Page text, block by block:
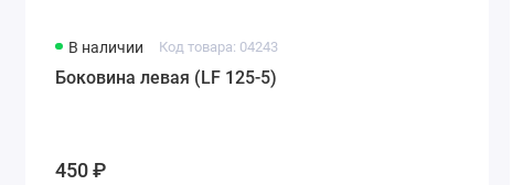
В наличии Код товара: 04243
Боковина левая (LF 125-5)
450 ₽